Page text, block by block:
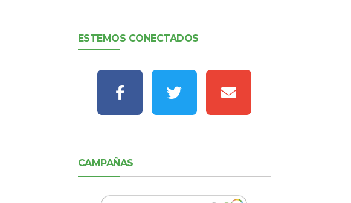
ESTEMOS CONECTADOS
CAMPAÑAS